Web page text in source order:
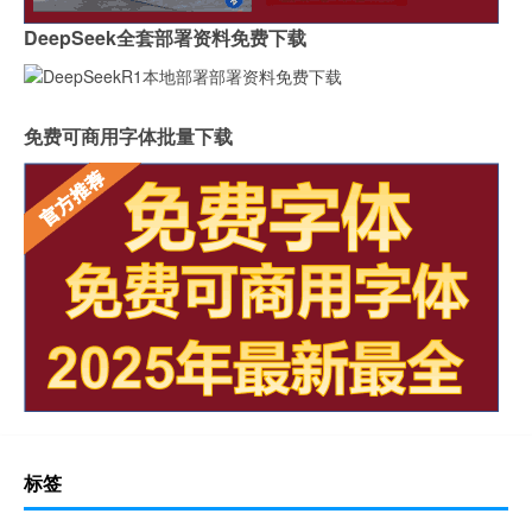
DeepSeek全套部署资料免费下载
免费可商用字体批量下载
标签